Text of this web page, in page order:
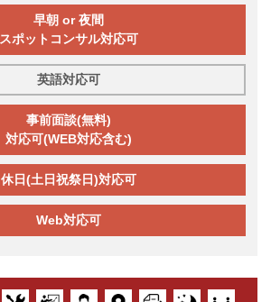
早朝 or 夜間
スポットコンサル対応可
英語対応可
事前面談(無料)
対応可(WEB対応含む)
休日(土日祝祭日)対応可
Web対応可